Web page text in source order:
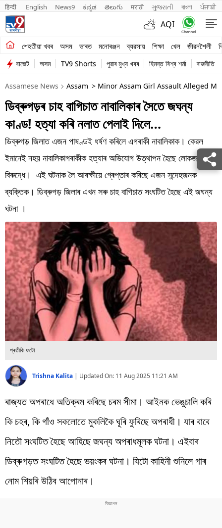
हिन्दी English News9 ಕನ್ನಡ తెలుగు मराठी ગુજરાતી বাংলা ਪੰਜਾਬੀ
AQI
শেহতীয়া খবৰ অসম ভাৰত মনোৰঞ্জন ব্যৱসায় শিক্ষা খেল জীৱনশৈলী
শেহতীয়া খবৰ
অসম
ভাৰত
মনোৰঞ্জন
ব্যৱসায়
শিক্ষা
খেল
জীৱনশৈলী
বিশ্ব
প্ৰযুক্তি
Videos
বাজেট অসম TV9 Shorts পুৱাৰ মুখ্য খবৰ হিমন্ত বিশ্ব শৰ্মা ৰাজনীতি
Assamese News Assam > Minor Assam Girl Assault Alleged
ডিব্ৰুগড়ৰ চাহ বাগিচাত নাবালিকাৰ সৈতে জঘন্য
কাণ্ড! হত্যা কৰি নলাত পেলাই দিলে…
ডিব্ৰুগড় জিলাত এজন পাষণ্ডই ধৰ্ষণ কৰিলে এগৰাকী নাবালিকাক। কেৱল
ইমানেই নহয় নাবালিকাগৰাকীক হত্যাৰ অভিযোগ উত্থাপন হৈছে লোকজনৰ
বিৰুদ্ধে। এই ঘটনাক লৈ আৰক্ষীয়ে গ্ৰেপ্তাৰ কৰিছে এজন সন্দেহজনক
ব্যক্তিক। ডিব্ৰুগড় জিলাৰ এখন সৰু চাহ বাগিচাত সংঘটিত হৈছে এই জঘন্য
ঘটনা ।
প্ৰতীকি ফটো
Trishna Kalita | Updated On: 11 Aug 2025 11:21 AM
ৰাজ্যত অপৰাধে অতিক্ৰম কৰিছে চৰম সীমা। আইনক ভেঙুচালি কৰি
কি চহৰ, কি গাঁও সকলোতে মুকলিকৈ ঘূৰি ফুৰিছে অপৰাধী। যাৰ বাবে
নিতৌ সংঘটিত হৈছে আহিছে জঘন্য অপৰাধমূলক ঘটনা। এইবাৰ
ডিব্ৰুগড়ত সংঘটিত হৈছে ভয়ংকৰ ঘটনা। যিটো কাহিনী শুনিলে গাৰ
নোম শিয়ৰি উঠিব আপোনাৰ।